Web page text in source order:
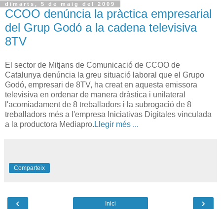
dimarts, 5 de maig del 2009
CCOO denúncia la pràctica empresarial
del Grup Godó a la cadena televisiva
8TV
El sector de Mitjans de Comunicació de CCOO de
Catalunya denúncia la greu situació laboral que el Grupo
Godó, empresari de 8TV, ha creat en aquesta emissora
televisiva en ordenar de manera dràstica i unilateral
l'acomiadament de 8 treballadors i la subrogació de 8
treballadors més a l'empresa Iniciativas Digitales vinculada
a la productora Mediapro. Llegir més ...
Comparteix
‹ ›
Inici